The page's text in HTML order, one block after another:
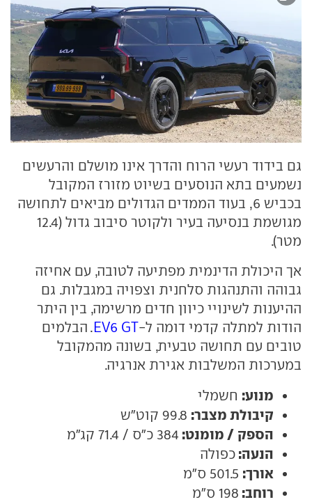
גם בידוד רעשי הרוח והדרך אינו מושלם והרעשים
נשמעים בתא הנוסעים בשיוט מזורז המקובל
בכביש 6, בעוד הממדים הגדולים מביאים לתחושה
מגושמת בנסיעה בעיר ולקוטר סיבוב גדול (12.4
מטר).
אך היכולת הדינמית מפתיעה לטובה, עם אחיזה
גבוהה והתנהגות סלחנית וצפויה במגבלות. גם
ההיענות לשינויי כיוון חדים מרשימה, בין היתר
הודות למתלה קדמי דומה ל-EV6 GT. הבלמים
טובים עם תחושה טבעית, בשונה מהמקובל
במערכות המשלבות אגירת אנרגיה.
מנוע: חשמלי
קיבולת מצבר:
הספק / מומנט: 384 כ"ס / 71.4 קג"מ
הנעה: כפולה
אורך:
רוחב: 198 ס"מ